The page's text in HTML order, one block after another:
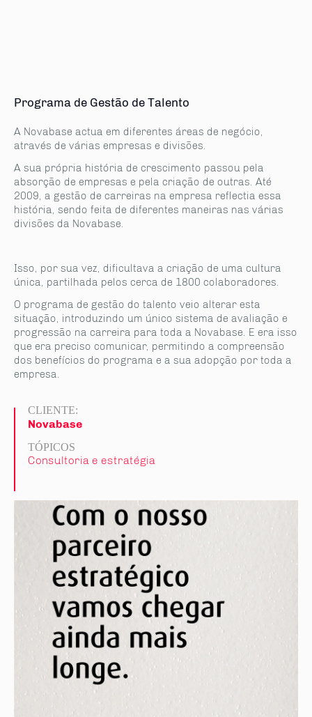
Programa de Gestão de Talento
A Novabase actua em diferentes áreas de negócio,
através de várias empresas e divisões.
A sua própria história de crescimento passou pela
absorção de empresas e pela criação de outras. Até
2009, a gestão de carreiras na empresa reflectia essa
história, sendo feita de diferentes maneiras nas várias
divisões da Novabase.
Isso, por sua vez, dificultava a criação de uma cultura
única, partilhada pelos cerca de 1800 colaboradores.
O programa de gestão do talento veio alterar esta
situação, introduzindo um único sistema de avaliação e
progressão na carreira para toda a Novabase. E era isso
que era preciso comunicar, permitindo a compreensão
dos benefícios do programa e a sua adopção por toda a
empresa.
CLIENTE:
Novabase
TÓPICOS
Consultoria e estratégia